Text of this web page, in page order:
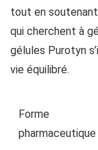
tout en
qui cherchent à
gélules Purotyn
vie équilibré.
Forme
pharmaceutique